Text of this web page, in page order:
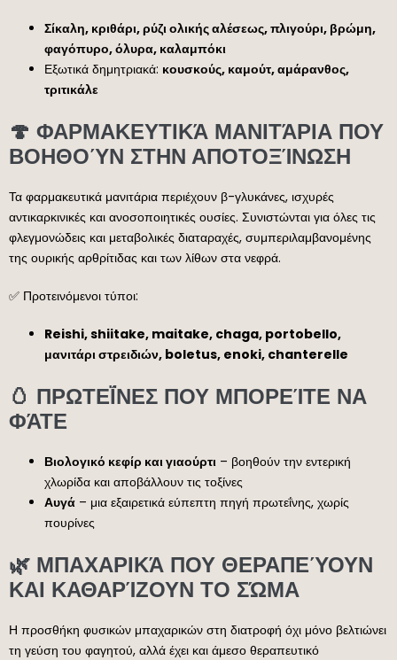
Σίκαλη, κριθάρι, ρύζι ολικής αλέσεως, πλιγούρι, βρώμη,
φαγόπυρο, όλυρα, καλαμπόκι
Εξωτικά δημητριακά: κουσκούς, καμούτ, αμάρανθος,
τριτικάλε
🍄 ΦΑΡΜΑΚΕΥΤΙΚΆ ΜΑΝΙΤΆΡΙΑ ΠΟΥ
ΒΟΗΘΟΎΝ ΣΤΗΝ ΑΠΟΤΟΞΊΝΩΣΗ
Τα φαρμακευτικά μανιτάρια περιέχουν β-γλυκάνες, ισχυρές
αντικαρκινικές και ανοσοποιητικές ουσίες. Συνιστώνται για όλες τις
φλεγμονώδεις και μεταβολικές διαταραχές, συμπεριλαμβανομένης
της ουρικής αρθρίτιδας και των λίθων στα νεφρά.
✅ Προτεινόμενοι τύποι:
Reishi, shiitake, maitake, chaga, portobello,
μανιτάρι στρειδιών, boletus, enoki, chanterelle
🥚 ΠΡΩΤΕΪ́ΝΕΣ ΠΟΥ ΜΠΟΡΕΊΤΕ ΝΑ
ΦΆΤΕ
Βιολογικό κεφίρ και γιαούρτι – βοηθούν την εντερική
χλωρίδα και αποβάλλουν τις τοξίνες
Αυγά – μια εξαιρετικά εύπεπτη πηγή πρωτεΐνης, χωρίς
πουρίνες
🌿 ΜΠΑΧΑΡΙΚΆ ΠΟΥ ΘΕΡΑΠΕΎΟΥΝ
ΚΑΙ ΚΑΘΑΡΊΖΟΥΝ ΤΟ ΣΏΜΑ
Η προσθήκη φυσικών μπαχαρικών στη διατροφή όχι μόνο βελτιώνει
τη γεύση του φαγητού, αλλά έχει και άμεσο θεραπευτικό